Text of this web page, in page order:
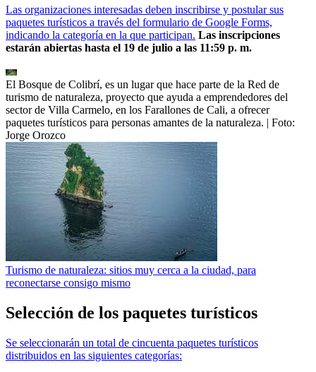
Las organizaciones interesadas deben inscribirse y postular sus
paquetes turísticos a través del formulario de Google Forms,
indicando la categoría en la que participan. Las inscripciones
estarán abiertas hasta el 19 de julio a las 11:59 p. m.
El Bosque de Colibrí, es un lugar que hace parte de la Red de
turismo de naturaleza, proyecto que ayuda a emprendedores del
sector de Villa Carmelo, en los Farallones de Cali, a ofrecer
paquetes turísticos para personas amantes de la naturaleza. | Foto:
Jorge Orozco
Turismo de naturaleza: sitios muy cerca a la ciudad, para
reconectarse consigo mismo
Selección de los paquetes turísticos
Se seleccionarán un total de cincuenta paquetes turísticos
distribuidos en las siguientes categorías: